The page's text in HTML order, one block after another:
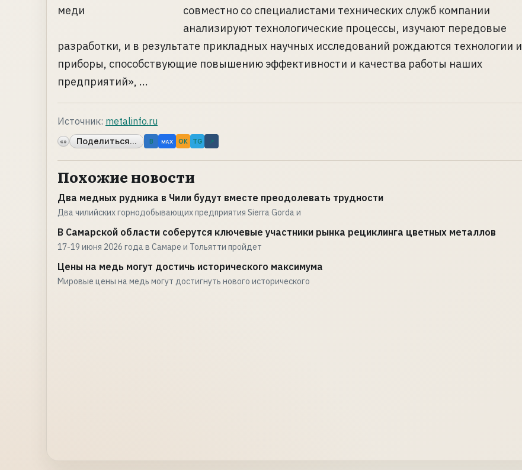
совместно со специалистами технических служб компании
анализируют технологические процессы, изучают передовые
разработки, и в результате прикладных научных исследований рождаются технологии и
приборы, способствующие повышению эффективности и качества работы наших
предприятий», ...
Источник: metalinfo.ru
«» Поделиться... B MAX OK TG ↗
Похожие новости
Два медных рудника в Чили будут вместе преодолевать трудности
Два чилийских горнодобывающих предприятия Sierra Gorda и
В Самарской области соберутся ключевые участники рынка рециклинга цветных металлов
17-19 июня 2026 года в Самаре и Тольятти пройдет
Цены на медь могут достичь исторического максимума
Мировые цены на медь могут достигнуть нового исторического